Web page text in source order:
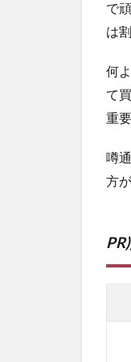
で
は
何
て
重
噂
方